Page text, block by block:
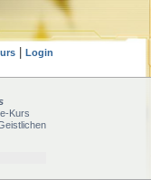
Login
Kurs